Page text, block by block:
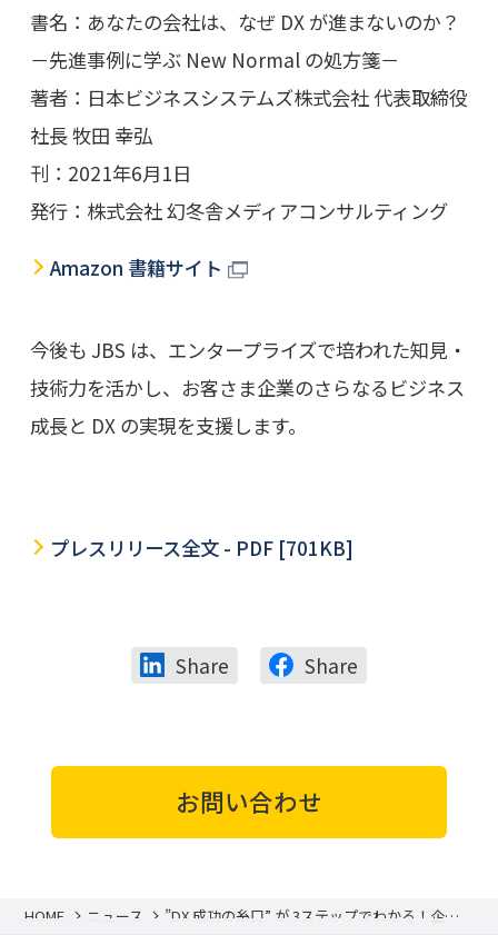
書名：あなたの会社は、なぜ DX が進まないのか？
－先進事例に学ぶ New Normal の処方箋－
著者：日本ビジネスシステムズ株式会社 代表取締役
社長 牧田 幸弘
刊：2021年6月1日
発行：株式会社 幻冬舎メディアコンサルティング
Amazon 書籍サイト
今後も JBS は、エンタープライズで培われた知見・
技術力を活かし、お客さま企業のさらなるビジネス
成長と DX の実現を支援します。
プレスリリース全文 - PDF [701KB]
Share Share
お問い合わせ
HOME ニュース ”DX 成功の糸口” が 3ステップでわかる！企業